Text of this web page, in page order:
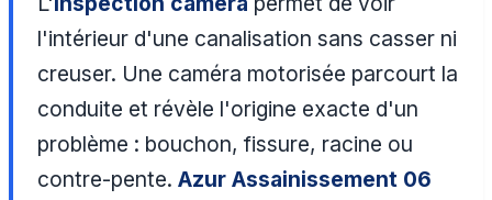
l'intérieur d'une canalisation sans casser ni
creuser. Une caméra motorisée parcourt la
conduite et révèle l'origine exacte d'un
problème : bouchon, fissure, racine ou
contre-pente.Azur Assainissement 06